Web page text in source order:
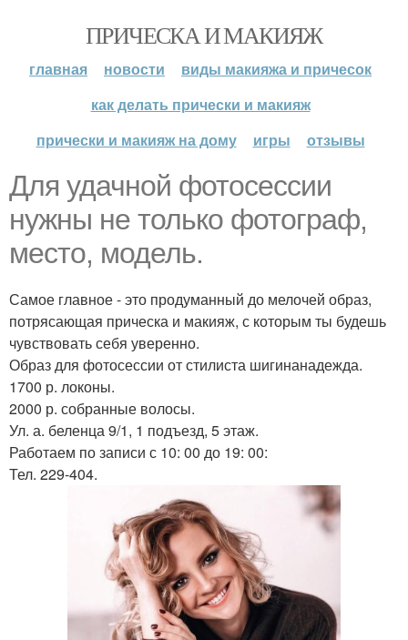
ПРИЧЕСКА И МАКИЯЖ
главная новости
виды макияжа и причесок
как делать прически и макияж
прически и макияж на дому
игры отзывы
Для удачной фотосессии
нужны не только фотограф,
место, модель.
Самое главное - это продуманный до мелочей образ,
потрясающая прическа и макияж, с которым ты будешь
чувствовать себя уверенно.
Образ для фотосессии от стилиста шигинанадежда.
1700 р. локоны.
2000 р. собранные волосы.
Ул. а. беленца 9/1, 1 подъезд, 5 этаж.
Работаем по записи с 10: 00 до 19: 00:
Тел. 229-404.